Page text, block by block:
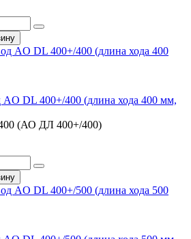
DL 400+/400 (длина хода 400 мм,
(АО ДЛ 400+/400)